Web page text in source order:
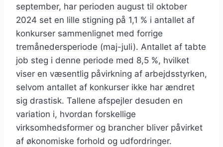
september, har perioden august til oktober
2024 set en lille stigning på 1,1 % i antallet af
konkurser sammenlignet med forrige
tremånedersperiode (maj-juli). Antallet af tabte
job steg i denne periode med 8,5 %, hvilket
viser en væsentlig påvirkning af arbejdsstyrken,
selvom antallet af konkurser ikke har ændret
sig drastisk. Tallene afspejler desuden en
variation i, hvordan forskellige
virksomhedsformer og brancher bliver påvirket
af økonomiske forhold og udfordringer.